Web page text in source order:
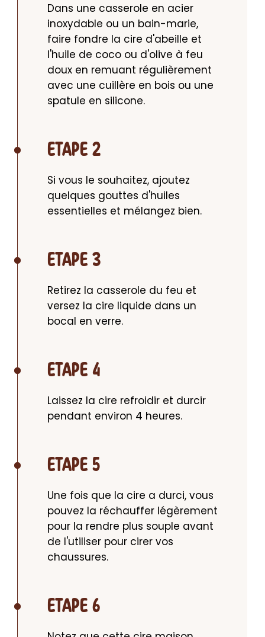
Dans une casserole en acier
inoxydable ou un bain-marie,
faire fondre la cire d'abeille et
l'huile de coco ou d'olive à feu
doux en remuant régulièrement
avec une cuillère en bois ou une
spatule en silicone.
ETAPE 2
Si vous le souhaitez, ajoutez
quelques gouttes d'huiles
essentielles et mélangez bien.
ETAPE 3
Retirez la casserole du feu et
versez la cire liquide dans un
bocal en verre.
ETAPE 4
Laissez la cire refroidir et durcir
pendant environ 4 heures.
ETAPE 5
Une fois que la cire a durci, vous
pouvez la réchauffer légèrement
pour la rendre plus souple avant
de l'utiliser pour cirer vos
chaussures.
ETAPE 6